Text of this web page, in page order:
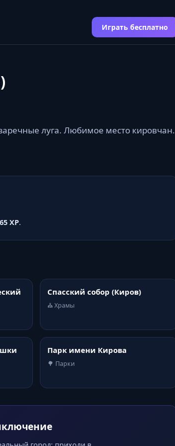
Играть бесплатно
луга. Любимое место кировчан.
XP.
Спасский собор (Киров)
⛪ Храмы
Парк имени Кирова
🌳 Парки